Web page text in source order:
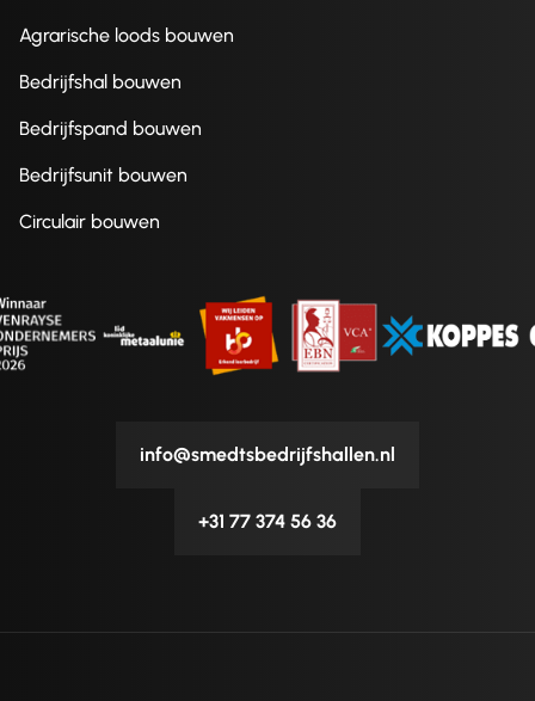
Agrarische loods bouwen
Bedrijfshal bouwen
Bedrijfspand bouwen
Bedrijfsunit bouwen
Circulair bouwen
info@smedtsbedrijfshallen.nl
+31 77 374 56 36